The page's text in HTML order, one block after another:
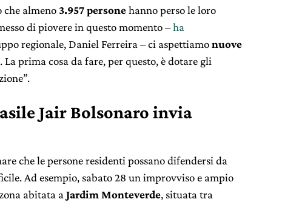
che almeno3.957 personehanno perso le loro
di piovere in questo momento –ha
regionale, Daniel Ferreira – ci aspettiamonuove
prima cosa da fare, per questo, è dotare gli
Jair Bolsonaro invia
che le persone residenti possano difendersi da
Ad esempio, sabato 28 un improvviso e ampio
abitata aJardim Monteverde, situata tra